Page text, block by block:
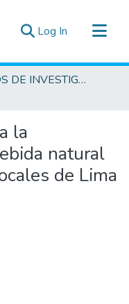
Log In (current)
TRABAJOS DE INVESTIGACIÓN
la
natural
de Lima